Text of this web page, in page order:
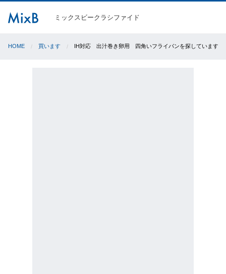
ミックスビークラシファイド
HOME 買います IH対応 出汁巻き卵用 四角いフライパンを探しています